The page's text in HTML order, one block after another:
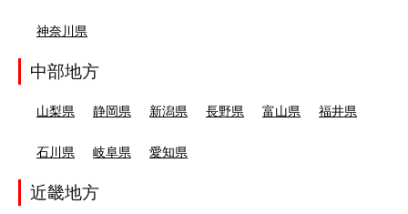
神奈川県
中部地方
山梨県 静岡県 新潟県 長野県 富山県 福井県
石川県 岐阜県 愛知県
近畿地方